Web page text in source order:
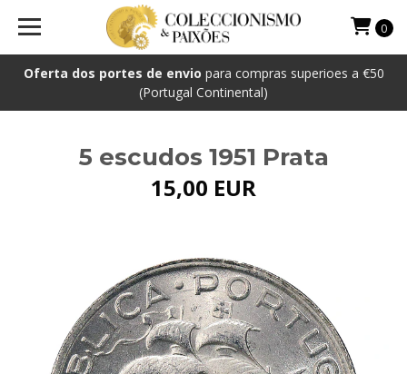
Oferta dos portes de envio para compras superioes a €50
(Portugal Continental)
0
5 escudos 1951 Prata
15,00 EUR